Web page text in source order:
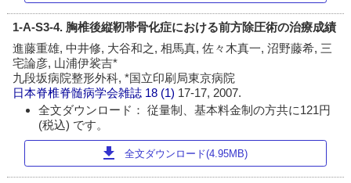
1-A-S3-4. 胸椎後縦靭帯骨化症における前方除圧術の治療成績
進藤重雄, 中井修, 大谷和之, 相馬真, 佐々木真一, 沼野藤希, 三
宅論彦, 山浦伊裟吉*
九段坂病院整形外科, *国立印刷局東京病院
日本脊椎脊髄病学会雑誌 18 (1) 17-17, 2007.
全文ダウンロード： 従量制、基本料金制の方共に121円
(税込) です。
download 全文ダウンロード(4.95MB)